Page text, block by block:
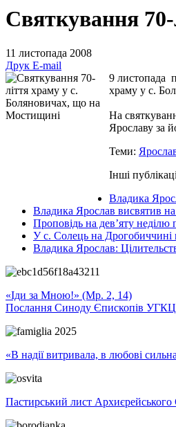
Святкування
11 листопада 2008
Друк E-mail
9 листопада
храму у с.
На
Ярославу за
Теми:
Інші
Владика
Владика Ярослав висвятив
Проповідь на дев’яту неділю
У с. Солець на Дрогобиччині
Владика Ярослав:
«Іди за Мною!» (Мр. 2, 14)
Послання Синоду Єпископів УГКЦ
«В надії витривала, в любові
Пастирський лист